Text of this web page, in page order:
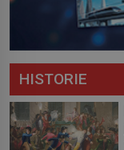
HISTORIE